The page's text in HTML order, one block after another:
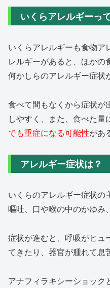
いくらアレルギーっ
いくらアレルギーも食物ア
レルギーがあると、ほかの
何かしらのアレルギー症状
食べて間もなくから症状が
しやすく、また、食べた量
でも重症になる可能性があ
アレルギー症状は？
いくらのアレルギー症状の
嘔吐、口や喉の中のかゆみ
症状が進むと、呼吸がヒュ
てきたり、器官が腫れて息
アナフィラキシーショック